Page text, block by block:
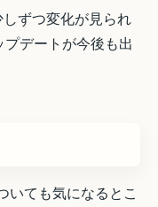
ずつ変化が見られ
デートが今後も出
いても気になるとこ